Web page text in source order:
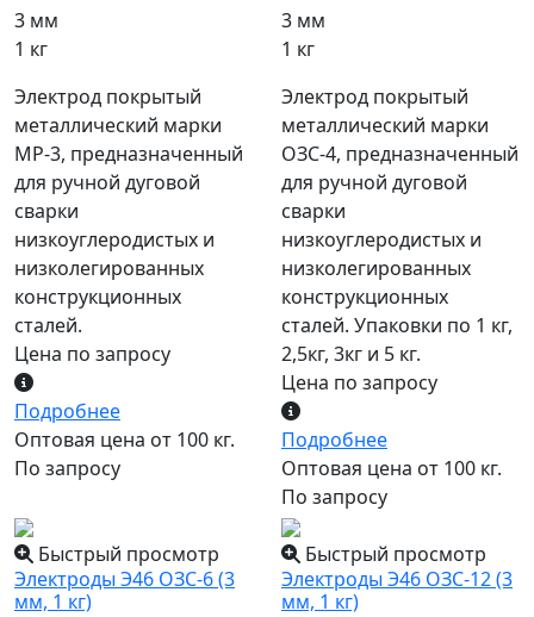
3 мм
1 кг
Электрод покрытый
металлический марки
МР-3, предназначенный
для ручной дуговой
сварки
низкоуглеродистых и
низколегированных
конструкционных
сталей.
Цена по запросу
Подробнее
Оптовая цена от 100 кг.
По запросу
3 мм
1 кг
Электрод покрытый
металлический марки
ОЗС-4, предназначенный
для ручной дуговой
сварки
низкоуглеродистых и
низколегированных
конструкционных
сталей. Упаковки по 1 кг,
2,5кг, 3кг и 5 кг.
Цена по запросу
Подробнее
Оптовая цена от 100 кг.
По запросу
Быстрый просмотр
Электроды Э46 ОЗС-6 (3
мм, 1 кг)
Быстрый просмотр
Электроды Э46 ОЗС-12 (3
мм, 1 кг)